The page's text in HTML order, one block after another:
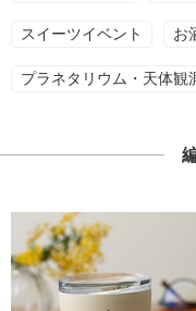
スイーツイベント お
プラネタリウム・天体観